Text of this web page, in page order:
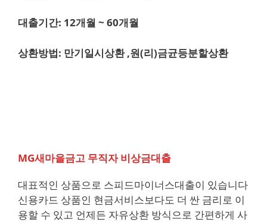
대출기간: 12개월 ~ 60개월
상환방법: 만기일시상환 ,원(리)금균등분할상환
MG새마을금고 무직자 비상금대출
대표적인 상품으로 스피드마이너스대출이 있습니다
신용카드 상품인 현금서비스보다도 더 싼 금리로 이
용할 수 있고 언제든 자유상환 방식으로 간편하게 사